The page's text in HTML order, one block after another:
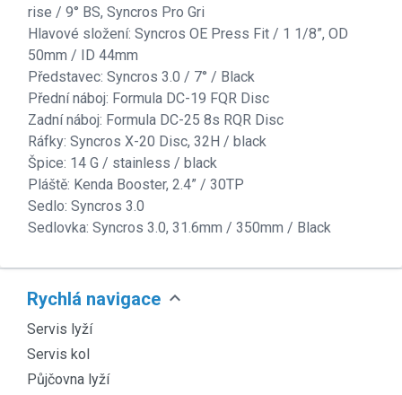
rise / 9° BS, Syncros Pro Gri
Hlavové složení: Syncros OE Press Fit / 1 1/8”, OD
50mm / ID 44mm
Představec: Syncros 3.0 / 7° / Black
Přední náboj: Formula DC-19 FQR Disc
Zadní náboj: Formula DC-25 8s RQR Disc
Ráfky: Syncros X-20 Disc, 32H / black
Špice: 14 G / stainless / black
Pláště: Kenda Booster, 2.4” / 30TP
Sedlo: Syncros 3.0
Sedlovka: Syncros 3.0, 31.6mm / 350mm / Black
Rychlá navigace expand_more
Servis lyží
Servis kol
Půjčovna lyží